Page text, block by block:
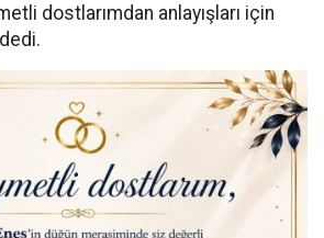
dostlarımdan anlayışları için